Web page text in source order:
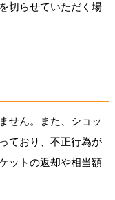
切らせていただく場
せん。また、ショッ
ており、不正行為が
ットの返却や相当額